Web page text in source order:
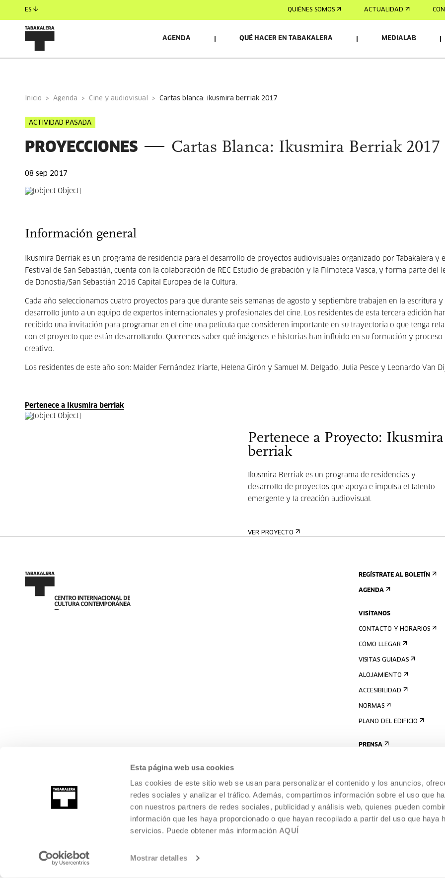
Esta página web usa cookies
Las cookies de este sitio web se usan para personalizar el contenido y los anuncios,
redes sociales y analizar el tráfico. Además, compartimos información sobre el uso que
con nuestros partners de redes sociales, publicidad y análisis web, quienes pueden
información que les haya proporcionado o que hayan recopilado a partir del uso que haya
servicios. Puede obtener más información AQUÍ
Mostrar detalles
ES QUIÉNES SOMOS ACTUALIDAD
AGENDA QUÉ HACER EN TABAKALERA MEDIALAB
Inicio Agenda Cine y audiovisual cartas blanca: ikusmira berriak 2017
ACTIVIDAD PASADA
PROYECCIONES Cartas Blanca: Ikusmira Berriak 2017
08 sep 2017
Información general
Ikusmira Berriak es un programa de residencia para el desarrollo de proyectos audiovisuales organizado por Tabakalera y el
Festival de San Sebastián, cuenta con la colaboración de REC Estudio de grabación y la Filmoteca Vasca, y forma parte del
de Donostia/San Sebastián 2016 Capital Europea de la Cultura.
Cada año seleccionamos cuatro proyectos para que durante seis semanas de agosto y septiembre trabajen en la escritura y
desarrollo junto a un equipo de expertos internacionales y profesionales del cine. Los residentes de esta tercera edición
recibido una invitación para programar en el cine una película que consideren importante en su trayectoria o que tenga
con el proyecto que están desarrollando. Queremos saber qué imágenes e historias han influido en su formación y proceso
creativo.
Los residentes de este año son: Maider Fernández Iriarte, Helena Girón y Samuel M. Delgado, Julia Pesce y Leonardo Van
Pertenece a Ikusmira berriak
Pertenece a Proyecto: Ikusmira
berriak
Ikusmira Berriak es un programa de residencias y
desarrollo de proyectos que apoya e impulsa el talento
emergente y la creación audiovisual.
VER PROYECTO
REGÍSTRATE AL BOLETÍN
AGENDA
VISÍTANOS
CONTACTO Y HORARIOS
CÓMO LLEGAR
VISITAS GUIADAS
ALOJAMIENTO
ACCESIBILIDAD
NORMAS
PLANO DEL EDIFICIO
PRENSA
2026 TABAKALERA.
CENTRO INTERNACIONAL DE CULTURA CONTEMPORÁNEA,